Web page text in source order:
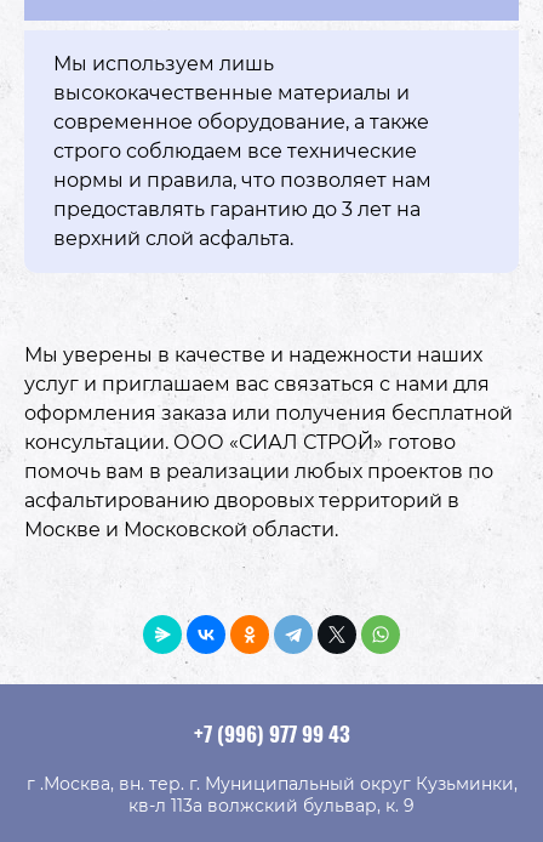
Мы используем лишь
высококачественные материалы и
современное оборудование, а также
строго соблюдаем все технические
нормы и правила, что позволяет нам
предоставлять гарантию до 3 лет на
верхний слой асфальта.
Мы уверены в качестве и надежности наших
услуг и приглашаем вас связаться с нами для
оформления заказа или получения бесплатной
консультации. ООО «СИАЛ СТРОЙ» готово
помочь вам в реализации любых проектов по
асфальтированию дворовых территорий в
Москве и Московской области.
+7 (996) 977 99 43
г .Москва, вн. тер. г. Муниципальный округ Кузьминки,
кв-л 113а волжский бульвар, к. 9